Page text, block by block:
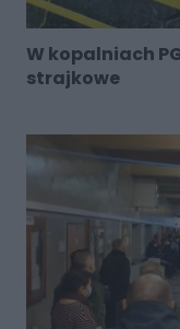
W kopalniach
strajkowe